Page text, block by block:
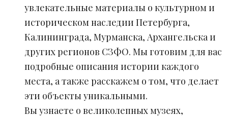
увлекательные материалы о культурном и
историческом наследии Петербурга,
Калининграда, Мурманска, Архангельска и
других регионов СЗФО. Мы готовим для вас
подробные описания истории каждого
места, а также расскажем о том, что делает
эти объекты уникальными.
Вы узнаете о великолепных музеях,